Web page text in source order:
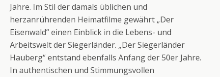
Jahre. Im Stil der damals üblichen und
herzanrührenden Heimatfilme gewährt „Der
Eisenwald“ einen Einblick in die Lebens- und
Arbeitswelt der Siegerländer. „Der Siegerländer
Hauberg“ entstand ebenfalls Anfang der 50er Jahre.
In authentischen und Stimmungsvollen